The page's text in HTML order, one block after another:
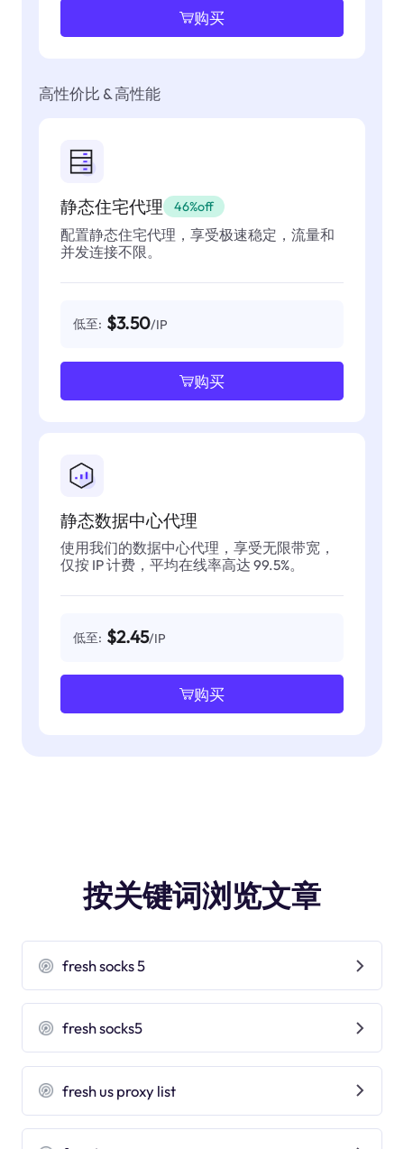
购买
高性价比 & 高性能
静态住宅代理 46%off
配置静态住宅代理，享受极速稳定，流量和
并发连接不限。
低至: $3.50/IP
购买
静态数据中心代理
使用我们的数据中心代理，享受无限带宽，
仅按 IP 计费，平均在线率高达 99.5%。
低至: $2.45/IP
购买
按关键词浏览文章
fresh socks 5
fresh socks5
fresh us proxy list